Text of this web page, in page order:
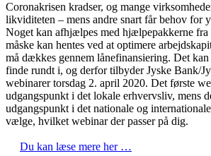
Coronakrisen kradser, og mange
likviditeten – mens andre snart får behov for
Noget kan afhjælpes med hjælpepakkerne fra
måske kan hentes ved at optimere
må dækkes gennem lånefinansiering. Det
finde rundt i, og derfor tilbyder Jyske Bank/
webinarer torsdag 2. april 2020. Det første
udgangspunkt i det lokale erhvervsliv, mens
udgangspunkt i det nationale og
vælge, hvilket webinar der passer på dig.
Du kan læse mere her …